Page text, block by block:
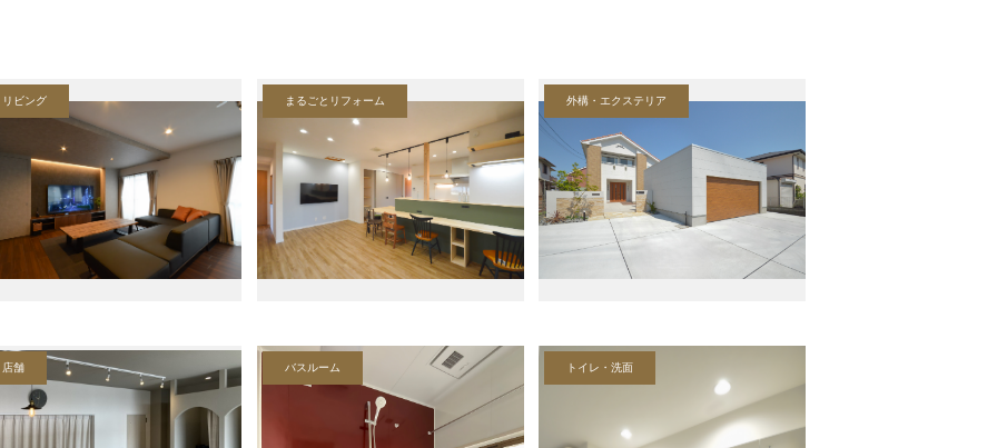
リビング まるごとリフォーム 外構・エクステリア
店舗 バスルーム トイレ・洗面